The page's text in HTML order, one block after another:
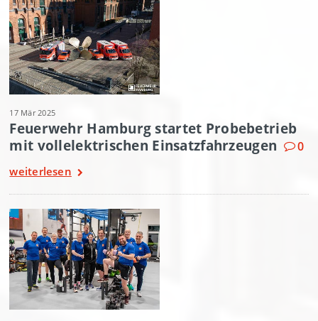
17 Mär 2025
Feuerwehr Hamburg startet Probebetrieb
mit vollelektrischen Einsatzfahrzeugen
0
weiterlesen